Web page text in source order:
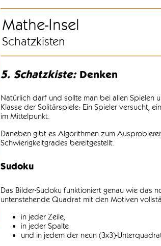
Mathe-Insel
Schatzkisten
5. Schatzkiste:Denken
Natürlich darf und sollte man bei allen Spielen
Klasse der Solitärspiele: Ein Spieler versucht,
im Mittelpunkt.
Daneben gibt es Algorithmen zum
Schwierigkeitgrades bereitgestellt.
Sudoku
Das Bilder-Sudoku funktioniert genau wie das
untenstehende Quadrat mit den Motiven
in jeder Zeile,
in jeder Spalte
und in jedem der neun (3x3)-